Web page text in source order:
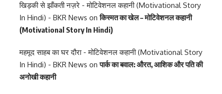
खिड़की से झाँकती नज़रे - मोटिवेशनल कहानी (Motivational Story
In Hindi) - BKR News onकिस्मत का खेल – मोटिवेशनल कहानी
(Motivational Story In Hindi)
महमूद साहब का घर दौरा - मोटिवेशनल कहानी (Motivational Story
In Hindi) - BKR News onपार्क का बवाल: औरत, आशिक और पति की
अनोखी कहानी